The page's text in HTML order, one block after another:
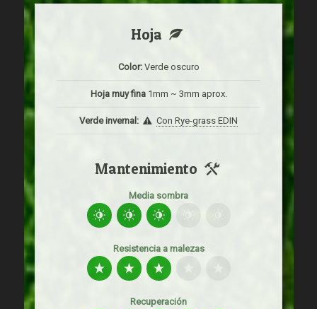
Hoja
Color: Verde oscuro
Hoja muy fina 1mm ~ 3mm aprox.
Verde invernal: Con Rye-grass EDIN
Mantenimiento
Media sombra
Resistencia a malezas
Recuperación